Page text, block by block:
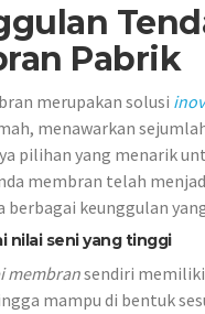
Pabrik
merupakan solusi
menawarkan
pilihan yang menarik
membran telah
berbagai keunggulan
nilai seni yang tinggi
membransendiri
mampu di bentuk